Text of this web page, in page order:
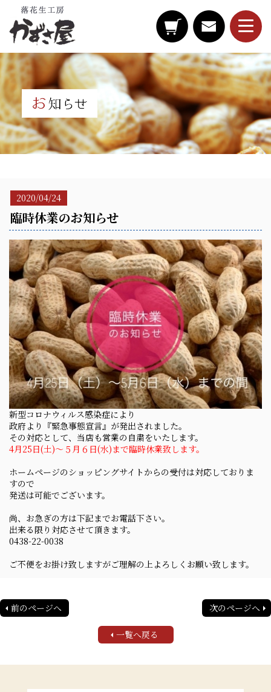
2020/04/24
臨時休業のお知らせ
新型コロナウィルス感染症により
政府より『緊急事態宣言』が発出されました。
その対応として、当店も営業の自粛をいたします。
4月25日(土)～５月６日(水)まで臨時休業致します。
ホームページのショッピングサイトからの受付は対応しておりま
すので
発送は可能でございます。
尚、お急ぎの方は下記までお電話下さい。
出来る限り対応させて頂きます。
0438-22-0038
ご不便をお掛け致しますがご理解の上よろしくお願い致します。
前のページへ 次のページへ
一覧へ戻る